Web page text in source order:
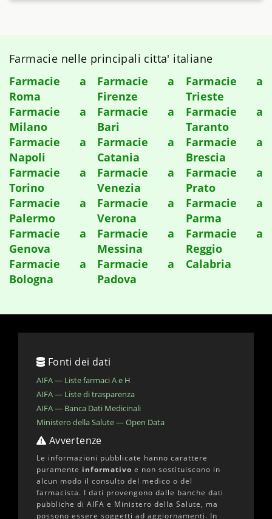
Farmacie nelle principali citta' italiane
Farmacie a
Roma
Farmacie a
Milano
Farmacie a
Napoli
Farmacie a
Torino
Farmacie a
Palermo
Farmacie a
Genova
Farmacie a
Bologna
Farmacie a
Firenze
Farmacie a
Bari
Farmacie a
Catania
Farmacie a
Venezia
Farmacie a
Verona
Farmacie a
Messina
Farmacie a
Padova
Farmacie a
Trieste
Farmacie a
Taranto
Farmacie a
Brescia
Farmacie a
Prato
Farmacie a
Parma
Farmacie a
Reggio
Calabria
Fonti dei dati
AIFA — Liste farmaci A e H
AIFA — Liste di trasparenza
AIFA — Banca Dati Medicinali
Ministero della Salute — Open Data
Avvertenze
Le informazioni pubblicate hanno carattere
puramente informativo e non sostituiscono in
alcun modo il consulto del medico o del
farmacista. I dati provengono dalle banche dati
pubbliche di AIFA e Ministero della Salute, ma
possono essere soggetti ad aggiornamenti. In